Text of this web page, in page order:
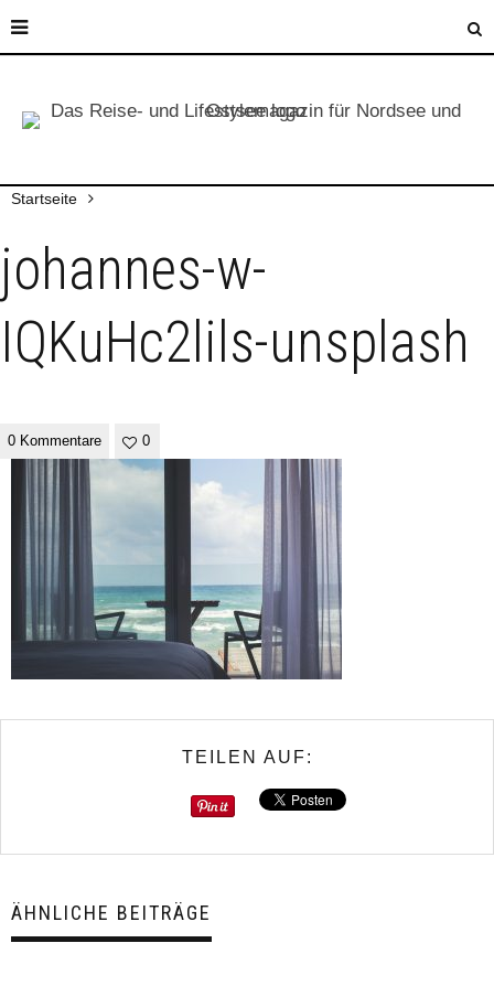
Startseite
johannes-w-
IQKuHc2lils-unsplash
0 Kommentare 0
TEILEN AUF:
ÄHNLICHE BEITRÄGE